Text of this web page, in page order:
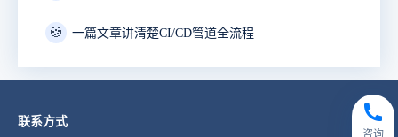
🍪 一篇文章讲清楚CI/CD管道全流程
联系方式
咨询